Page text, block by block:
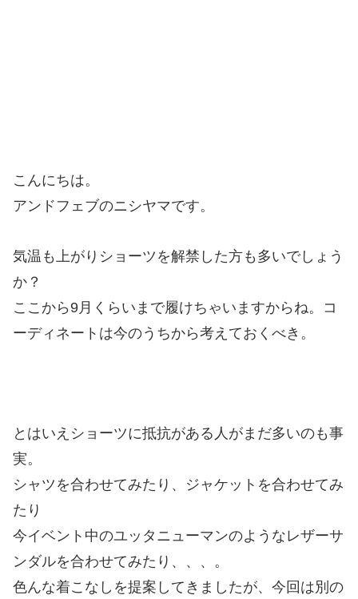
こんにちは。
アンドフェブのニシヤマです。
気温も上がりショーツを解禁した方も多いでしょう
か？
ここから9月くらいまで履けちゃいますからね。コ
ーディネートは今のうちから考えておくべき。
とはいえショーツに抵抗がある人がまだ多いのも事
実。
シャツを合わせてみたり、ジャケットを合わせてみ
たり
今イベント中のユッタニューマンのようなレザーサ
ンダルを合わせてみたり、、、。
色んな着こなしを提案してきましたが、今回は別の